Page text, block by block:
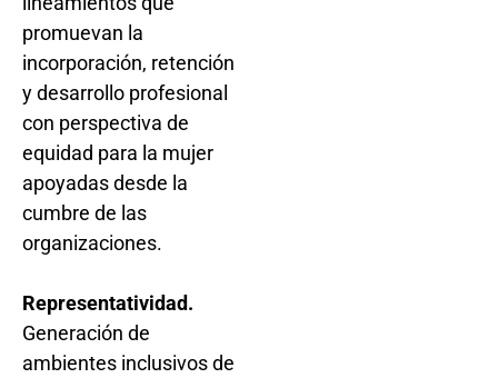
promuevan la
incorporación, retención
y desarrollo profesional
con perspectiva de
equidad para la mujer
apoyadas desde la
cumbre de las
organizaciones.
Representatividad.
Generación de
ambientes inclusivos de